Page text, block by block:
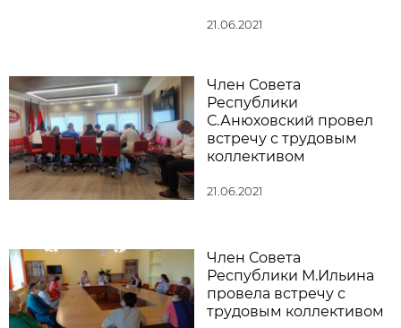
21.06.2021
Член Совета
Республики
С.Анюховский провел
встречу с трудовым
коллективом
21.06.2021
Член Совета
Республики М.Ильина
провела встречу с
трудовым коллективом